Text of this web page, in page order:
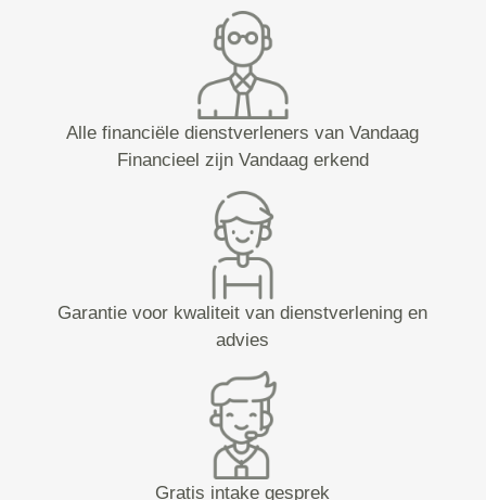
Alle financiële dienstverleners van Vandaag
Financieel zijn Vandaag erkend
Garantie voor kwaliteit van dienstverlening en
advies
Gratis intake gesprek